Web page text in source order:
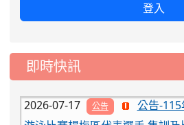
登入
即時快訊
115學年
2026-07-31
公告
學校對
工車輛臨停」一案，請各位用路
2026-07-17
公告
公告-
游泳比賽楊梅區代表選手 集訓